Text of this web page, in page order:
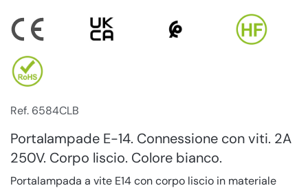
Ref. 6584CLB
Portalampade E-14. Connessione con viti. 2A
250V. Corpo liscio. Colore bianco.
Portalampada a vite E14 con corpo liscio in materiale